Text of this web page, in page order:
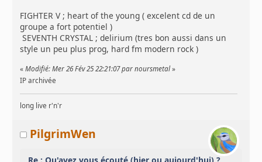
FIGHTER V ; heart of the young ( excelent cd de un
groupe a fort potentiel )
SEVENTH CRYSTAL ; delirium (tres bon aussi dans un
style un peu plus prog, hard fm modern rock )
«Modifié: Mer 26 Fév 25 22:21:07 par noursmetal»
IP archivée
long live r'n'r
PilgrimWen
Re : Qu'avez vous écouté (hier ou aujourd'hui) ?